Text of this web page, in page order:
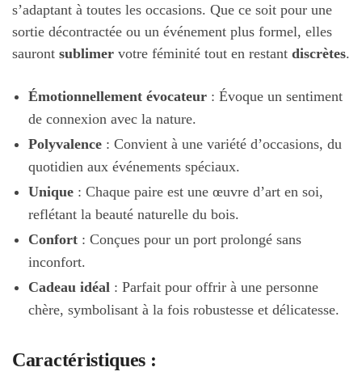
s’adaptant à toutes les occasions. Que ce soit pour une
sortie décontractée ou un événement plus formel, elles
sauront sublimer votre féminité tout en restant discrètes.
Émotionnellement évocateur : Évoque un sentiment
de connexion avec la nature.
Polyvalence : Convient à une variété d’occasions, du
quotidien aux événements spéciaux.
Unique : Chaque paire est une œuvre d’art en soi,
reflétant la beauté naturelle du bois.
Confort : Conçues pour un port prolongé sans
inconfort.
Cadeau idéal : Parfait pour offrir à une personne
chère, symbolisant à la fois robustesse et délicatesse.
Caractéristiques :